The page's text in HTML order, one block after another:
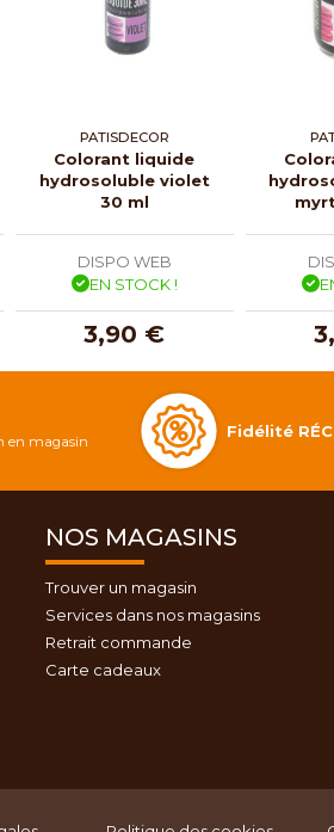
PATISDECOR
Colorant liquide
hydrosoluble violet
30 ml
DISPO WEB
EN STOCK !
3,90 €
en magasin
Fidélité
NOS MAGASINS
Trouver un magasin
Services dans nos magasins
Retrait commande
Carte cadeaux